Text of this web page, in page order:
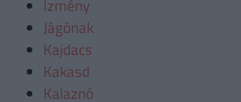
Izmény
Jágónak
Kajdacs
Kakasd
Kalaznó